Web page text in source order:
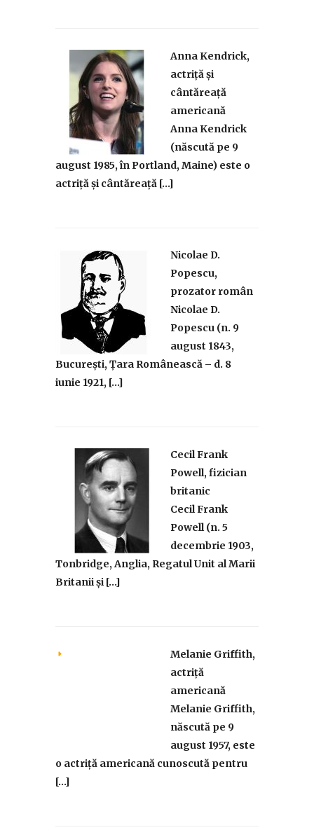
Anna Kendrick,
actriță și
cântăreață
americană
Anna Kendrick
(născută pe 9
august 1985, în Portland, Maine) este o
actriță și cântăreață […]
Nicolae D.
Popescu,
prozator român
Nicolae D.
Popescu (n. 9
august 1843,
București, Țara Românească – d. 8
iunie 1921, […]
Cecil Frank
Powell, fizician
britanic
Cecil Frank
Powell (n. 5
decembrie 1903,
Tonbridge, Anglia, Regatul Unit al Marii
Britanii și […]
Melanie Griffith,
actriță
americană
Melanie Griffith,
născută pe 9
august 1957, este
o actriță americană cunoscută pentru
[…]